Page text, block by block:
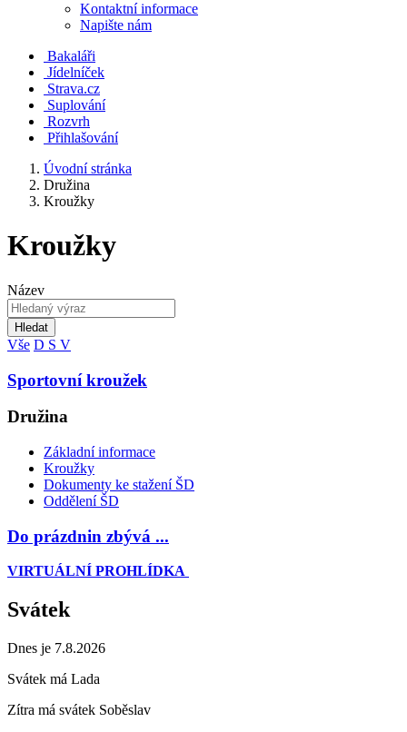
Kontaktní informace
Napište nám
Bakaláři
Jídelníček
Strava.cz
Suplování
Rozvrh
Přihlašování
Úvodní stránka
Družina
Kroužky
Kroužky
Název
Hledat
Vše D S V
Sportovní kroužek
Družina
Základní informace
Kroužky
Dokumenty ke stažení ŠD
Oddělení ŠD
Do prázdnin zbývá ...
VIRTUÁLNÍ PROHLÍDKA
Svátek
Dnes je 7.8.2026
Svátek má Lada
Zítra má svátek Soběslav